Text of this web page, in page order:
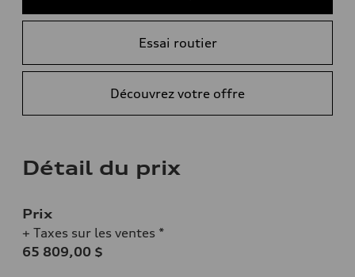
Essai routier
Découvrez votre offre
Détail du prix
Prix
+ Taxes sur les ventes *
65 809,00 $